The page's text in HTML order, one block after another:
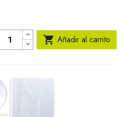
 Añadir al carrito